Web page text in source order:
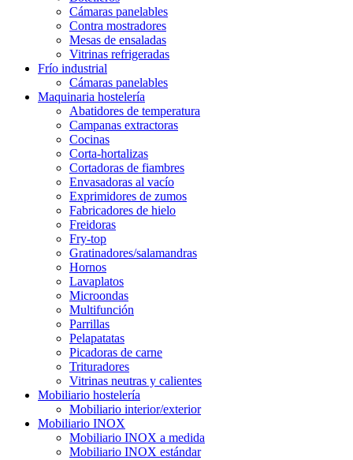
Cámaras panelables
Contra mostradores
Mesas de ensaladas
Vitrinas refrigeradas
Frío industrial
Cámaras panelables
Maquinaria hostelería
Abatidores de temperatura
Campanas extractoras
Cocinas
Corta-hortalizas
Cortadoras de fiambres
Envasadoras al vacío
Exprimidores de zumos
Fabricadores de hielo
Freidoras
Fry-top
Gratinadores/salamandras
Hornos
Lavaplatos
Microondas
Multifunción
Parrillas
Pelapatatas
Picadoras de carne
Trituradores
Vitrinas neutras y calientes
Mobiliario hostelería
Mobiliario interior/exterior
Mobiliario INOX
Mobiliario INOX a medida
Mobiliario INOX estándar